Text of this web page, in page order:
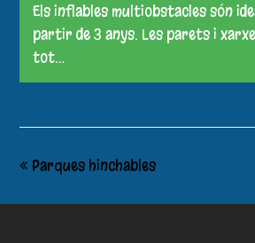
Els inflables multiobstacles són
partir de 3 anys. Les parets i
tot…
Parques hinchables